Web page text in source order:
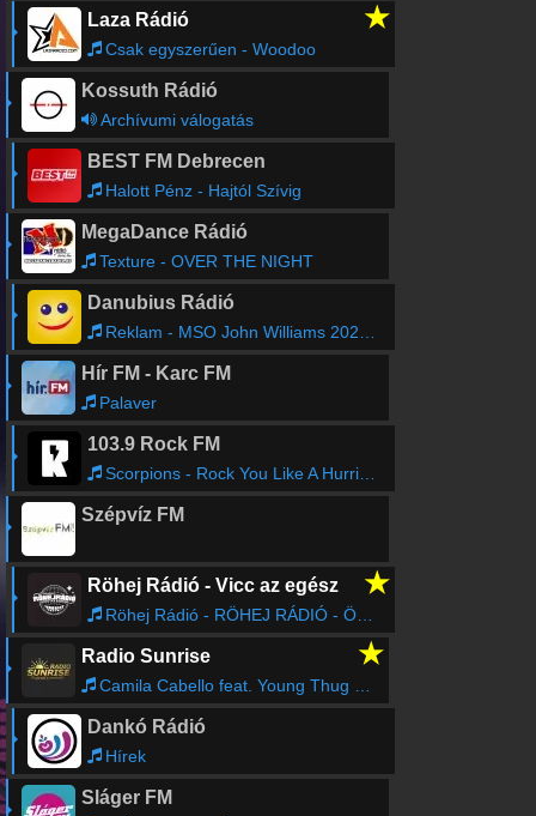
Laza Rádió ★
Csak egyszerűen - Woodoo
Kossuth Rádió
Archívumi válogatás
BEST FM Debrecen
Halott Pénz - Hajtól Szívig
MegaDance Rádió
Texture - OVER THE NIGHT
Danubius Rádió
Reklam - MSO John Williams 20260913
Hír FM - Karc FM
Palaver
103.9 Rock FM
Scorpions - Rock You Like A Hurricane
Szépvíz FM
Röhej Rádió - Vicc az egész ★
Röhej Rádió - RÖHEJ RÁDIÓ - ÖNÖK KÜLDTÉK39
Radio Sunrise ★
Camila Cabello feat. Young Thug - Havana (Denis First Radio Remix)
Dankó Rádió
Hírek
Sláger FM